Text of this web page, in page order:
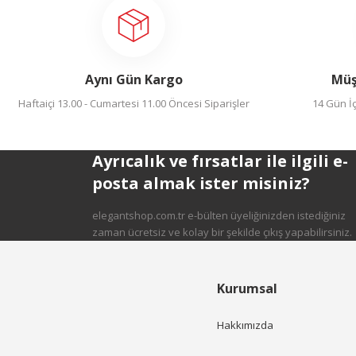
Aynı Gün Kargo
Haftaiçi 13.00 - Cumartesi 11.00 Öncesi Siparişler 14 Gün
Ayrıcalık ve fırsatlar ile ilgili e-
posta almak ister misiniz?
elegantshop.com.tr e-bülten üyeliğinizden istediğiniz
zaman ücretsiz ve kolay bir şekilde çıkış yapabilirsiniz.
Kurumsal
Hakkımızda